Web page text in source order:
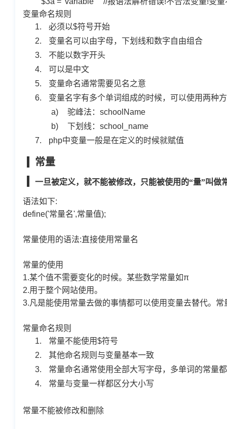
变量命名规则
1.
必须以$符号开始
2.
变量名可以由字母，下划线和数字自由组合
3.
不能以数字开头
4.
可以是中文
5.
变量命名通常需要见名之意
6.
变量名字有多个单词组成的时候，可以使用两种
a)
驼峰法： schoolName
b)
下划线： school_name
7.
php中变量一般是在定义的时候就赋值
常量
一旦被定义，就不能被修改，只能被使用的“量”叫做
语法如下:
define('常量名',常量值);
常量使用的语法:直接使用常量名
常量的使用
1.某个值不需要变化的时候。某些数学常量如π
2.用于整个网站使用。
3.凡是能使用常量去做的事情都可以使用变量去替代。
常量命名规则
1.
常量不能使用$符号
2.
其他命名规则与变量基本一致
3.
常量命名通常使用全部大写字母，多单词的常量
4.
常量与变量一样都区分大小写
常量不能被修改和删除